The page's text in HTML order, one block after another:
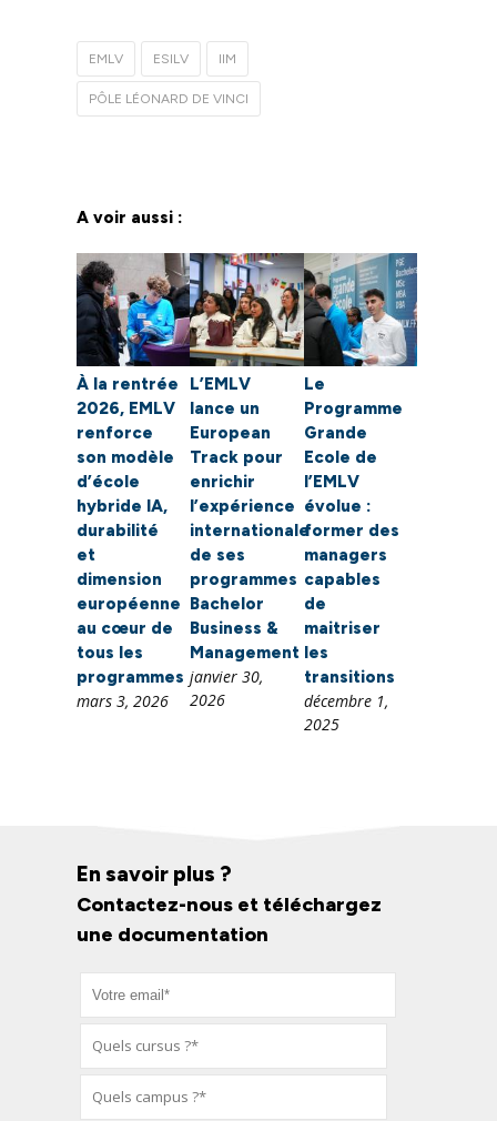
EMLV ESILV IIM
PÔLE LÉONARD DE VINCI
A voir aussi :
À la rentrée
2026, EMLV
renforce
son modèle
d’école
hybride IA,
durabilité
et
dimension
européenne
au cœur de
tous les
programmes
mars 3, 2026
L’EMLV
lance un
European
Track pour
enrichir
l’expérience
internationale
de ses
programmes
Bachelor
Business &
Management
janvier 30,
2026
Le
Programme
Grande
Ecole de
l’EMLV
évolue :
former des
managers
capables
de
maitriser
les
transitions
décembre 1,
2025
En savoir plus ?
Contactez-nous et téléchargez
une documentation